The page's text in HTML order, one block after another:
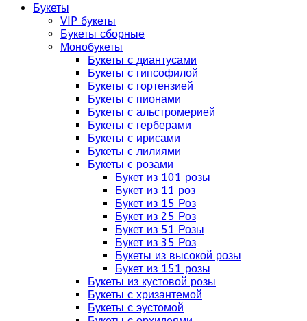
Букеты
VIP букеты
Букеты сборные
Монобукеты
Букеты с диантусами
Букеты с гипсофилой
Букеты с гортензией
Букеты с пионами
Букеты с альстромерией
Букеты с герберами
Букеты с ирисами
Букеты с лилиями
Букеты с розами
Букет из 101 розы
Букет из 11 роз
Букет из 15 Роз
Букет из 25 Роз
Букет из 51 Розы
Букет из 35 Роз
Букеты из высокой розы
Букет из 151 розы
Букеты из кустовой розы
Букеты с хризантемой
Букеты с эустомой